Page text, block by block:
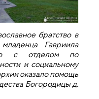
братство в
Гавриила
с отделом по
и социальному
оказало помощь
Богородицы д.